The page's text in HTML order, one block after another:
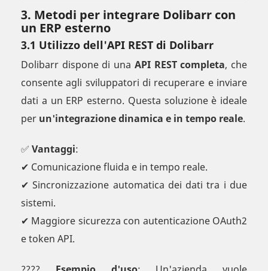
3. Metodi per integrare Dolibarr con
un ERP esterno
3.1 Utilizzo dell'API REST di Dolibarr
Dolibarr dispone di una API REST completa, che
consente agli sviluppatori di recuperare e inviare
dati a un ERP esterno. Questa soluzione è ideale
per un'integrazione dinamica e in tempo reale.
✅ Vantaggi:
✔ Comunicazione fluida e in tempo reale.
✔ Sincronizzazione automatica dei dati tra i due
sistemi.
✔ Maggiore sicurezza con autenticazione OAuth2
e token API.